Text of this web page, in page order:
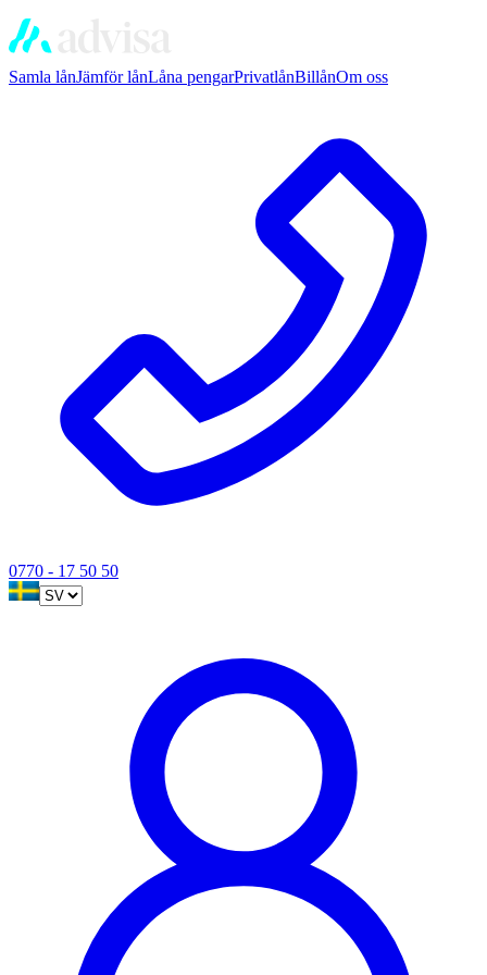
Samla lånJämför lånLåna pengarPrivatlånBillånOm oss
0770 - 17 50 50